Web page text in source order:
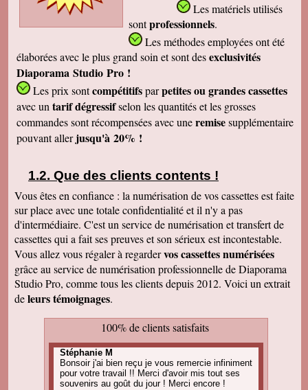
Les matériels utilisés
sontprofessionnels.
Les méthodes employéesont été
élaborées avec le plus grand soin et sont desexclusivités
Diaporama Studio Pro !
Les prix sontcompétitifsparpetitesou grandes cassettes
avec un tarif dégressifselon les quantités et les grosses
commandes sont récompensées avec uneremisesupplémentaire
pouvant allerjusqu'à 20% !
Que des clients contents !
Vous êtes en confiance : la numérisation de vos cassettes est faite
sur place avec une totale confidentialité et il n'y a pas
d'intermédiaire. C'est un service de numérisation et transfert de
cassettes qui a fait ses preuves et son sérieux est incontestable.
Vous allez vous régaler à regardervos cassettes numérisées
grâce au service de numérisation professionnelle de Diaporama
Studio Pro, comme tous les clients depuis 2012. Voici un extrait
deleurs témoignages.
100% de clients satisfaits
Stéphanie M
Bonsoir j'ai bien reçu je vous remercie infiniment
pour votre travail !! Merci d'avoir mis tout ses
souvenirs au goût du jour ! Merci encore !